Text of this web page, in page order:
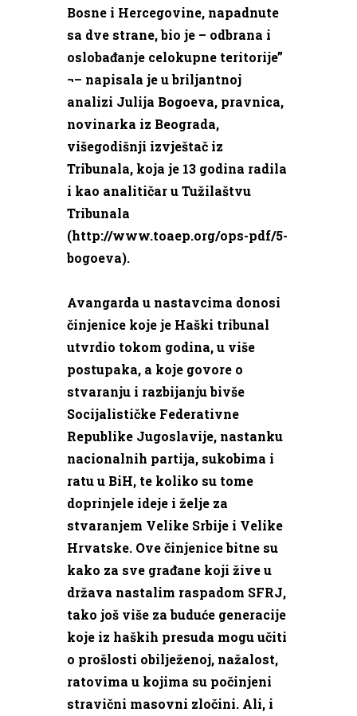
Bosne i Hercegovine, napadnute
sa dve strane, bio je – odbrana i
oslobađanje celokupne teritorije”
¬– napisala je u briljantnoj
analizi Julija Bogoeva, pravnica,
novinarka iz Beograda,
višegodišnji izvještač iz
Tribunala, koja je 13 godina radila
i kao analitičar u Tužilaštvu
Tribunala
(http://www.toaep.org/ops-pdf/5-
bogoeva).
Avangarda u nastavcima donosi
činjenice koje je Haški tribunal
utvrdio tokom godina, u više
postupaka, a koje govore o
stvaranju i razbijanju bivše
Socijalističke Federativne
Republike Jugoslavije, nastanku
nacionalnih partija, sukobima i
ratu u BiH, te koliko su tome
doprinjele ideje i želje za
stvaranjem Velike Srbije i Velike
Hrvatske. Ove činjenice bitne su
kako za sve građane koji žive u
država nastalim raspadom SFRJ,
tako još više za buduće generacije
koje iz haških presuda mogu učiti
o prošlosti obilježenoj, nažalost,
ratovima u kojima su počinjeni
stravični masovni zločini. Ali, i